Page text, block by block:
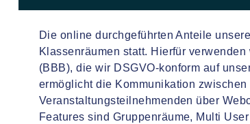
Die online durchgeführten Anteile
Klassenräumen statt. Hierfür
(BBB), die wir DSGVO-konform auf
ermöglicht die Kommunikation
Veranstaltungsteilnehmenden über
Features sind Gruppenräume, Multi